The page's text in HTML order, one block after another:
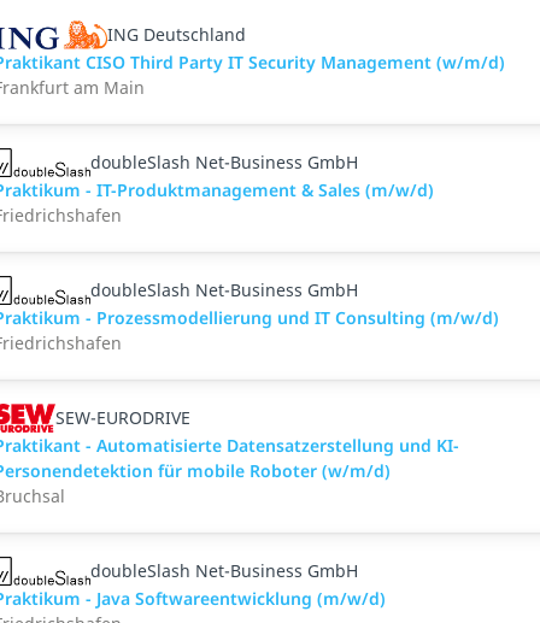
ING Deutschland
CISO Third Party IT Security Management (w/m/d)
am Main
doubleSlash Net-Business GmbH
- IT-Produktmanagement & Sales (m/w/d)
doubleSlash Net-Business GmbH
- Prozessmodellierung und IT Consulting (m/w/d)
SEW-EURODRIVE
- Automatisierte Datensatzerstellung und KI-
für mobile Roboter (w/m/d)
doubleSlash Net-Business GmbH
- Java Softwareentwicklung (m/w/d)